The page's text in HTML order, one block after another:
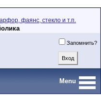
фаянс, стекло и т.п.
Запомнить?
Menu